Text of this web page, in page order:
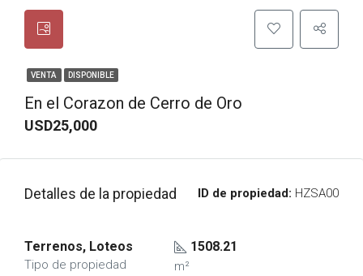
VENTA DISPONIBLE
En el Corazon de Cerro de Oro
USD25,000
Detalles de la propiedad ID de propiedad: HZSA00
Terrenos, Loteos
Tipo de propiedad
1508.21
m²